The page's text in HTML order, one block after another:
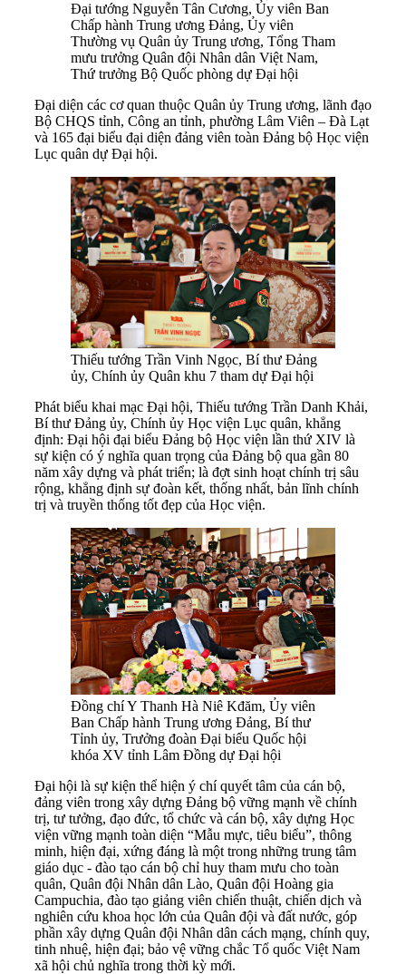
Đại tướng Nguyễn Tân Cương, Ủy viên Ban
Chấp hành Trung ương Đảng, Ủy viên
Thường vụ Quân ủy Trung ương, Tổng Tham
mưu trưởng Quân đội Nhân dân Việt Nam,
Thứ trưởng Bộ Quốc phòng dự Đại hội
Đại diện các cơ quan thuộc Quân ủy Trung ương, lãnh đạo
Bộ CHQS tỉnh, Công an tỉnh, phường Lâm Viên – Đà Lạt
và 165 đại biểu đại diện đảng viên toàn Đảng bộ Học viện
Lục quân dự Đại hội.
Thiếu tướng Trần Vinh Ngọc, Bí thư Đảng
ủy, Chính ủy Quân khu 7 tham dự Đại hội
Phát biểu khai mạc Đại hội, Thiếu tướng Trần Danh Khải,
Bí thư Đảng ủy, Chính ủy Học viện Lục quân, khẳng
định: Đại hội đại biểu Đảng bộ Học viện lần thứ XIV là
sự kiện có ý nghĩa quan trọng của Đảng bộ qua gần 80
năm xây dựng và phát triển; là đợt sinh hoạt chính trị sâu
rộng, khẳng định sự đoàn kết, thống nhất, bản lĩnh chính
trị và truyền thống tốt đẹp của Học viện.
Đồng chí Y Thanh Hà Niê Kđăm, Ủy viên
Ban Chấp hành Trung ương Đảng, Bí thư
Tỉnh ủy, Trưởng đoàn Đại biểu Quốc hội
khóa XV tỉnh Lâm Đồng dự Đại hội
Đại hội là sự kiện thể hiện ý chí quyết tâm của cán bộ,
đảng viên trong xây dựng Đảng bộ vững mạnh về chính
trị, tư tưởng, đạo đức, tổ chức và cán bộ, xây dựng Học
viện vững mạnh toàn diện “Mẫu mực, tiêu biểu”, thông
minh, hiện đại, xứng đáng là một trong những trung tâm
giáo dục - đào tạo cán bộ chỉ huy tham mưu cho toàn
quân, Quân đội Nhân dân Lào, Quân đội Hoàng gia
Campuchia, đào tạo giảng viên chiến thuật, chiến dịch và
nghiên cứu khoa học lớn của Quân đội và đất nước, góp
phần xây dựng Quân đội Nhân dân cách mạng, chính quy,
tinh nhuệ, hiện đại; bảo vệ vững chắc Tổ quốc Việt Nam
xã hội chủ nghĩa trong thời kỳ mới.